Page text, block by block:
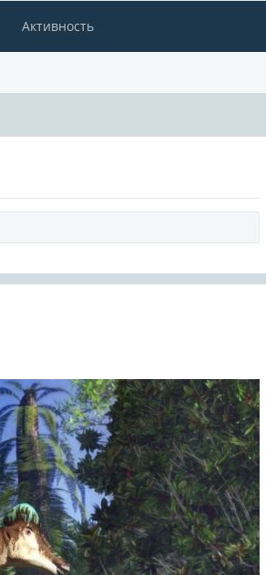
Активность